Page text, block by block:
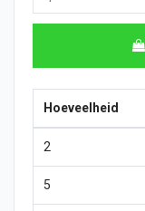
Hoeveelheid
2
5